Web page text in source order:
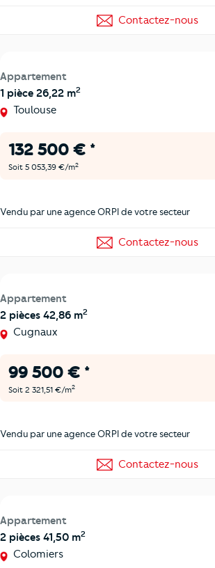
Contactez-nous
Appartement
1 pièce 26,22 m2
Toulouse
132 500 € *
Soit 5 053,39 €/m2
Vendu par une agence ORPI de votre secteur
Contactez-nous
Appartement
2 pièces 42,86 m2
Cugnaux
99 500 € *
Soit 2 321,51 €/m2
Vendu par une agence ORPI de votre secteur
Contactez-nous
Appartement
2 pièces 41,50 m2
Colomiers